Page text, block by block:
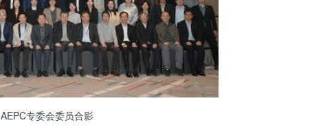
AEPC专委会委员合影